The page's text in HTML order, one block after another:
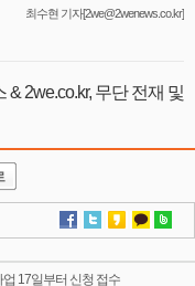
최수현 기자[2we@2wenews.co.kr]
2we.co.kr, 무단 전재 및
17일부터 신청 접수